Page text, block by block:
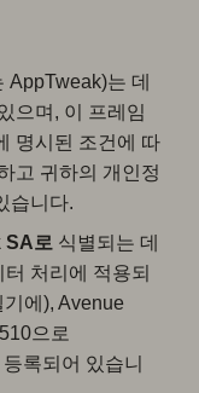
는 데
으며, 이 프레임
명시된 조건에 따
고 귀하의 개인정
습니다.
SA로 식별되는 데
처리에 적용되
에), Avenue
으로
록되어 있습니